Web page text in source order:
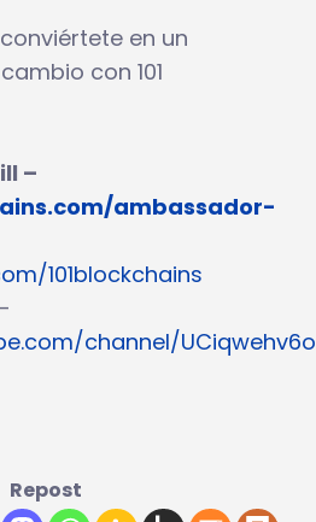
en un
con 101
–
ambassador-
101blockchains
channel/
Repost